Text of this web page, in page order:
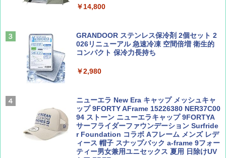
￥1,540
￥1,540
AIRLINE（エアライン）2026年9月号【特
￥2,695
ァキア 2026～2027 地球の歩き方A ヨーロッ
パ
￥2,277
新しい日本地理 地図・統計・移動から読み
ーチ ピクニック ポップアップテント 携帯 簡
￥4,980
テント ワンタッチ RENEW 幅200 2-3人用 43
￥5,999
[キャンパーズコレクション 山善] 傘みたいに
広げるだけ パッとサッとテント ブラックコ
ーティング フルクローズ メッシュ 3-4人用
簡単設置 ポップアップテント エクルベージ
￥14,800
GRANDOOR ステンレス保冷剤 2個セット 2
026リニューアル 急速冷凍 空間倍増 衛生的
コンパクト 保冷力長持ち
￥2,980
ニューエラ New Era キャップ メッシュキャ
ップ 9FORTY AFrame 15226380 NER37C00
94 ストーン ニューエラキャップ 9FORTYA
サーフライダーファウンデーション Surfride
r Foundation コラボ Aフレーム メンズ レデ
ィース 帽子 スナップバック a-frame 9フォー
ティー男女兼用ユニセックス 夏用 日除けUV